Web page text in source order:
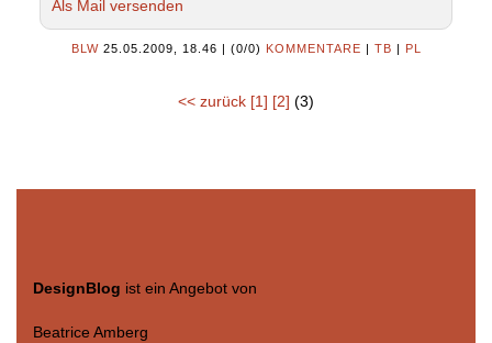
Als Mail versenden
BLW 25.05.2009, 18.46 | (0/0) KOMMENTARE | TB | PL
<< zurück [1] [2] (3)
DesignBlog ist ein Angebot von
Beatrice Amberg